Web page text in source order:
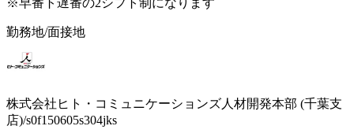
勤務地/面接地
株式会社ヒト・コミュニケーションズ人材開発本部 (千葉支
店)/s0f150605s304jks